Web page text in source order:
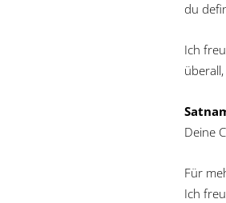
du
Ich
Deine
Für
Ich